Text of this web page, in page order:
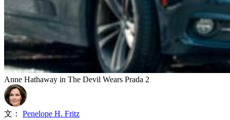
Anne Hathaway in The Devil Wears Prada 2
文：
Penelope H. Fritz